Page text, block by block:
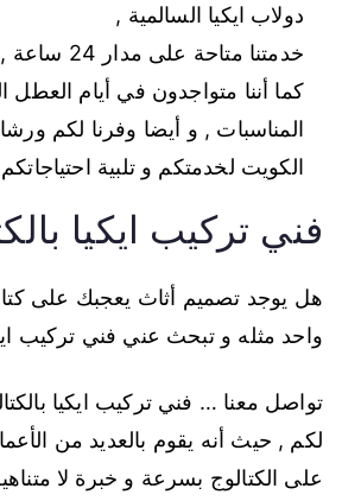
دولاب ايكيا السالمية ,
خدمتنا متاحة على مدار 24 ساعة ,
كما أننا متواجدون في أيام العطل
المناسبات , و أيضا وفرنا لكم
الكويت لخدمتكم و تلبية
فني تركيب ايكيا
هل يوجد تصميم أثاث يعجبك على
واحد مثله و تبحث عني فني تركيب
تواصل معنا … فني تركيب ايكيا
لكم , حيث أنه يقوم بالعديد من
على الكتالوج بسرعة و خبرة لا